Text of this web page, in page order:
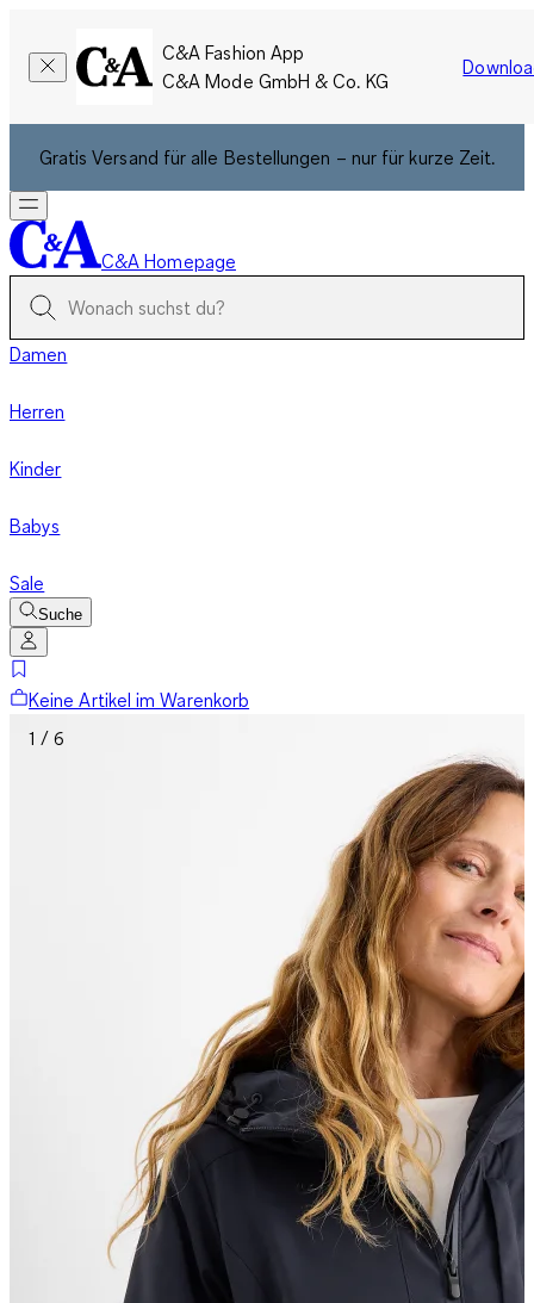
C&A Fashion App
C&A Mode GmbH & Co. KG
Gratis Versand für alle Bestellungen – nur für kurze Zeit.
C&A Homepage
Damen
Herren
Kinder
Babys
Sale
Suche
Keine Artikel im Warenkorb
1 / 6